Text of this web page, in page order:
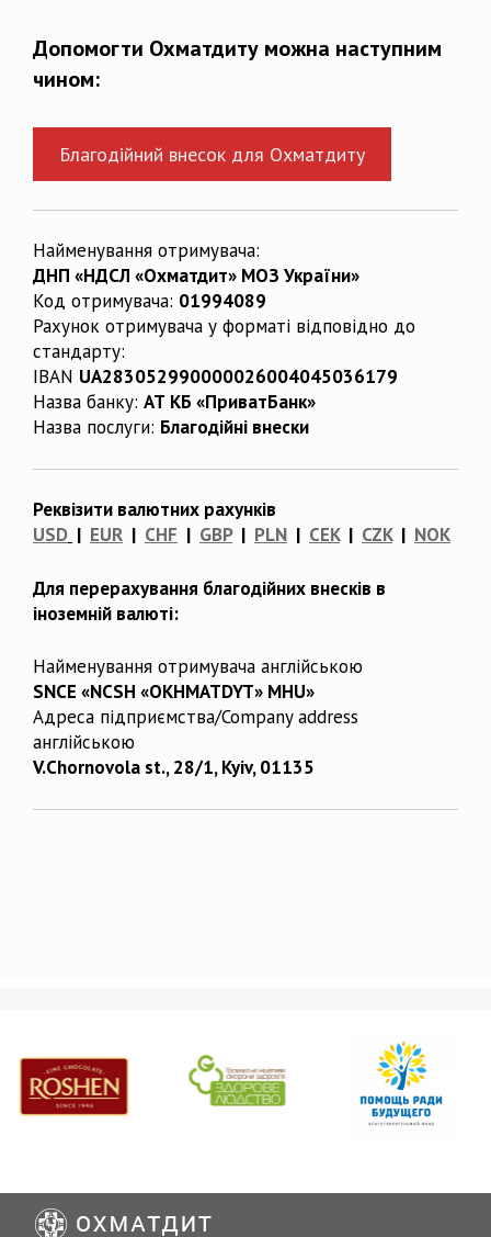
Допомогти Охматдиту можна наступним
чином:
Благодійний внесок для Охматдиту
Найменування отримувача:
ДНП «НДСЛ «Охматдит» МОЗ України»
Код отримувача: 01994089
Рахунок отримувача у форматі відповідно до
стандарту:
IBAN UA283052990000026004045036179
Назва банку: АТ КБ «ПриватБанк»
Назва послуги: Благодійні внески
Реквізити валютних рахунків
USD | EUR | CHF | GBP| PLN | CEK| CZK| NOK
Для перерахування благодійних внесків в
іноземній валюті:
Найменування отримувача англійською
SNCE «NCSH «OKHMATDYT» MHU»
Адреса підприємства/Company address
англійською
V.Chornovola st., 28/1, Kyiv, 01135